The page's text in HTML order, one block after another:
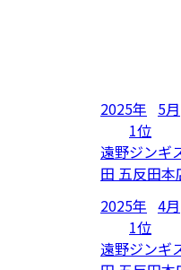
2025年 5月
1位
遠野ジンギ
田 五反田本
2025年 4月
1位
遠野ジンギ